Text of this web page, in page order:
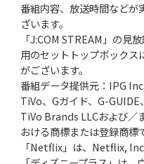
番組内容、放送時間などが
ざいます。
「J:COM STREAM」の見
用のセットトップボックス
がございます。
番組データ提供元：IPG Inc.
TiVo、Gガイド、G-
TiVo Brands LLCおよび／
おける商標または登録商標
「Netflix」は、Netflix,